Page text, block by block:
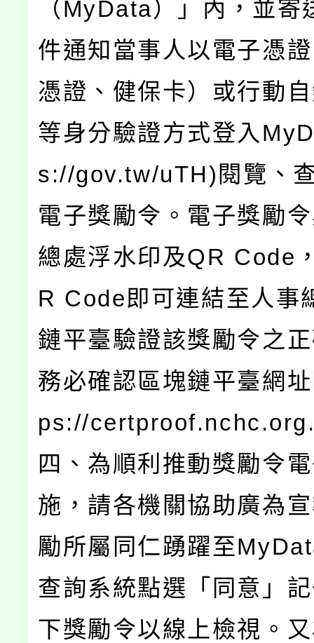
（MyData）」內，並寄
件通知當事人以電子憑
憑證、健保卡）或行動
等身分驗證方式登入
s://gov.tw/uTH)閱覽、
電子獎勵令。電子獎勵
總處浮水印及QR Code
R Code即可連結至人事
鏈平臺驗證該獎勵令之
務必確認區塊鏈平臺網
ps://
四、為順利推動獎勵令
施，請各機關協助廣為
勵所屬同仁踴躍至
查詢系統點選「同意」
下獎勵令以線上檢視。